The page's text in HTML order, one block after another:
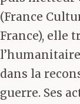
(France
France), elle
dans la
guerre. Ses